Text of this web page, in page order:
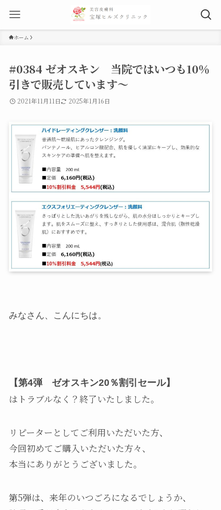
ホーム
#0384 ゼオスキン 当院ではいつも10％
引きで販売しています～
2021年11月11日 2025年1月16日
みなさん、こんにちは。
【第4弾 ゼオスキン20％割引セール】
はトラブルなく？終了いたしました。
リピーターとしてご利用いただいた方、
今回初めてご購入いただいた方々、
本当にありがとうございました。
第5弾は、来年のいつごろになるでしょうか、